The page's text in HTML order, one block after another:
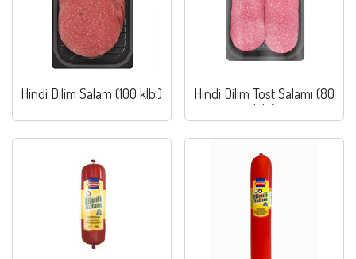
Hindi Dilim Salam (100 klb.)
Hindi Dilim Tost Salamı (80
klb.)